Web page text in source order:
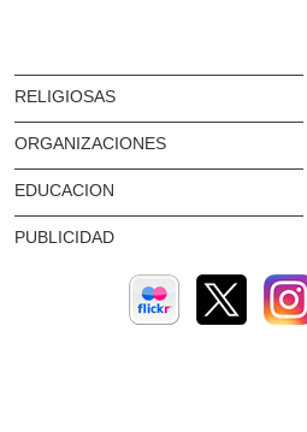
RELIGIOSAS
ORGANIZACIONES
EDUCACION
PUBLICIDAD